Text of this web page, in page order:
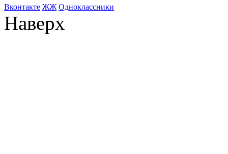
Bконтакте ЖЖ Одноклассники
Наверх